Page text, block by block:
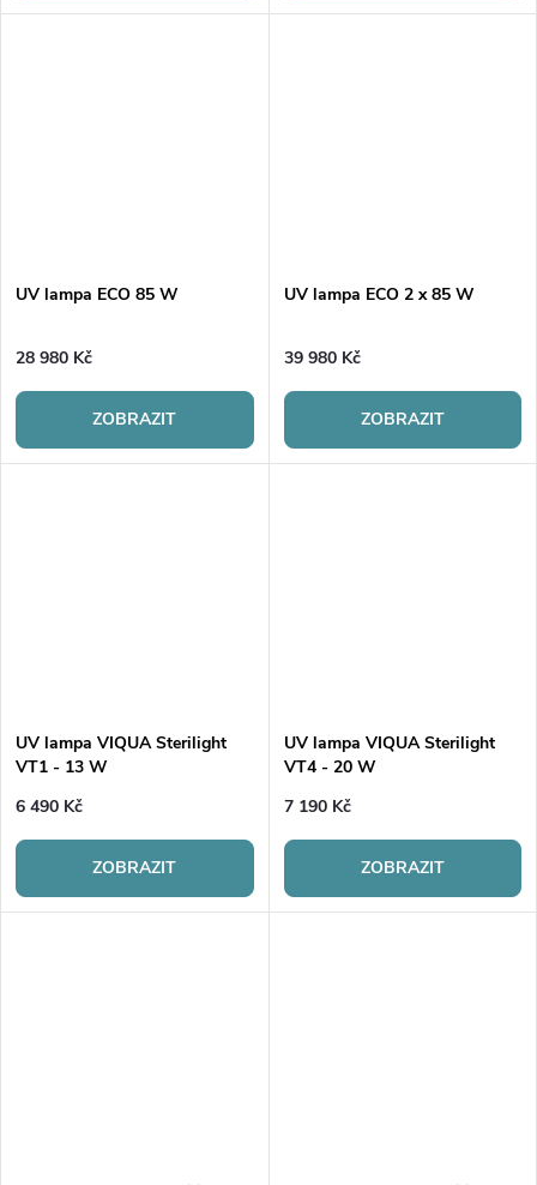
UV lampa ECO 85 W
28 980 Kč
ZOBRAZIT
UV lampa ECO 2 x 85 W
39 980 Kč
ZOBRAZIT
UV lampa VIQUA Sterilight
VT1 - 13 W
6 490 Kč
ZOBRAZIT
UV lampa VIQUA Sterilight
VT4 - 20 W
7 190 Kč
ZOBRAZIT